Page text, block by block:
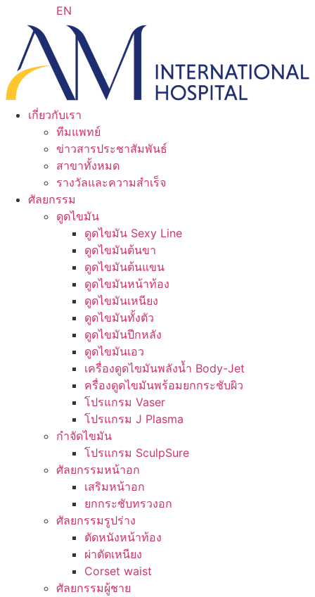
EN
เกี่ยวกับเรา
ทีมแพทย์
ข่าวสารประชาสัมพันธ์
สาขาทั้งหมด
รางวัลและความสำเร็จ
ศัลยกรรม
ดูดไขมัน
ดูดไขมัน Sexy Line
ดูดไขมันต้นขา
ดูดไขมันต้นแขน
ดูดไขมันหน้าท้อง
ดูดไขมันเหนียง
ดูดไขมันทั้งตัว
ดูดไขมันปีกหลัง
ดูดไขมันเอว
เครื่องดูดไขมันพลังน้ำ Body-Jet
ครื่องดูดไขมันพร้อมยกกระชับผิว
โปรแกรม Vaser
โปรแกรม J Plasma
กำจัดไขมัน
โปรแกรม SculpSure
ศัลยกรรมหน้าอก
เสริมหน้าอก
ยกกระชับทรวงอก
ศัลยกรรมรูปร่าง
ตัดหนังหน้าท้อง
ผ่าตัดเหนียง
Corset waist
ศัลยกรรมผู้ชาย